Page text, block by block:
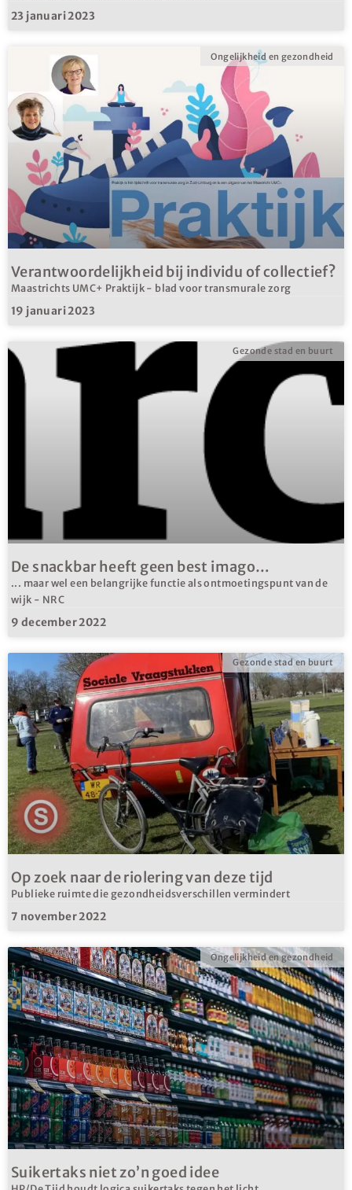
23 januari 2023
Ongelijkheid en gezondheid
Verantwoordelijkheid bij individu of collectief?
Maastrichts UMC+ Praktijk - blad voor transmurale zorg
19 januari 2023
Gezonde stad en buurt
De snackbar heeft geen best imago…
... maar wel een belangrijke functie als ontmoetingspunt van de
wijk - NRC
9 december 2022
Gezonde stad en buurt
Op zoek naar de riolering van deze tijd
Publieke ruimte die gezondheidsverschillen vermindert
7 november 2022
Ongelijkheid en gezondheid
Suikertaks niet zo’n goed idee